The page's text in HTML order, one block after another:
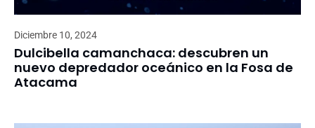
Diciembre 10, 2024
Dulcibella camanchaca: descubren un
nuevo depredador oceánico en la Fosa de
Atacama